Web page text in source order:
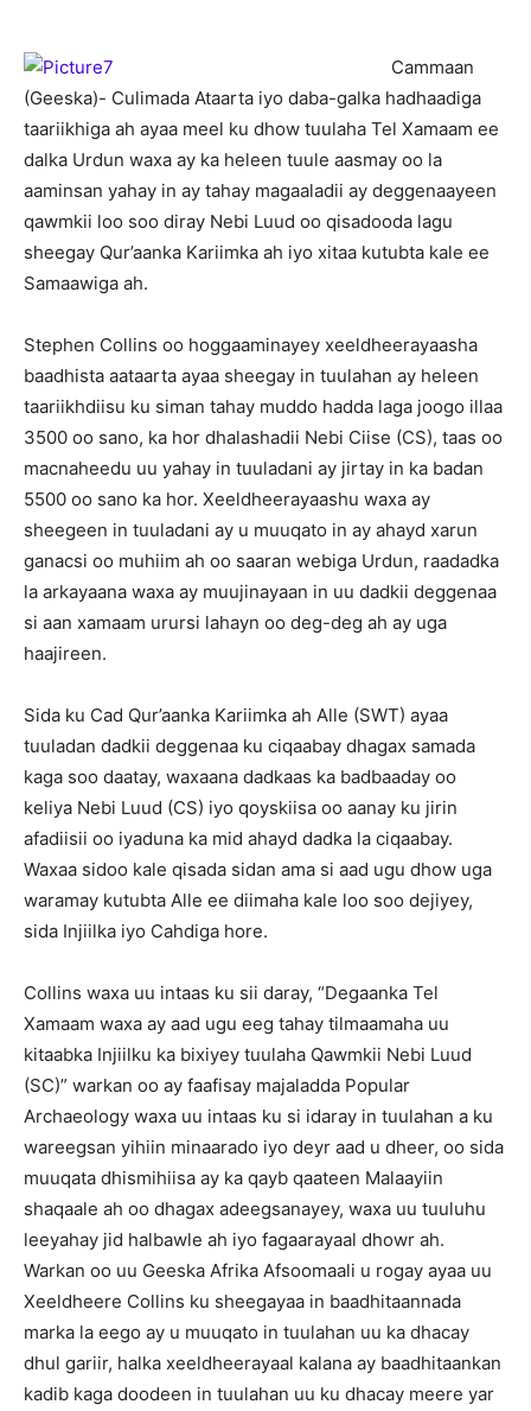
Cammaan
(Geeska)- Culimada Ataarta iyo daba-galka hadhaadiga
taariikhiga ah ayaa meel ku dhow tuulaha Tel Xamaam ee
dalka Urdun waxa ay ka heleen tuule aasmay oo la
aaminsan yahay in ay tahay magaaladii ay deggenaayeen
qawmkii loo soo diray Nebi Luud oo qisadooda lagu
sheegay Qur’aanka Kariimka ah iyo xitaa kutubta kale ee
Samaawiga ah.
Stephen Collins oo hoggaaminayey xeeldheerayaasha
baadhista aataarta ayaa sheegay in tuulahan ay heleen
taariikhdiisu ku siman tahay muddo hadda laga joogo illaa
3500 oo sano, ka hor dhalashadii Nebi Ciise (CS), taas oo
macnaheedu uu yahay in tuuladani ay jirtay in ka badan
5500 oo sano ka hor. Xeeldheerayaashu waxa ay
sheegeen in tuuladani ay u muuqato in ay ahayd xarun
ganacsi oo muhiim ah oo saaran webiga Urdun, raadadka
la arkayaana waxa ay muujinayaan in uu dadkii deggenaa
si aan xamaam urursi lahayn oo deg-deg ah ay uga
haajireen.
Sida ku Cad Qur’aanka Kariimka ah Alle (SWT) ayaa
tuuladan dadkii deggenaa ku ciqaabay dhagax samada
kaga soo daatay, waxaana dadkaas ka badbaaday oo
keliya Nebi Luud (CS) iyo qoyskiisa oo aanay ku jirin
afadiisii oo iyaduna ka mid ahayd dadka la ciqaabay.
Waxaa sidoo kale qisada sidan ama si aad ugu dhow uga
waramay kutubta Alle ee diimaha kale loo soo dejiyey,
sida Injiilka iyo Cahdiga hore.
Collins waxa uu intaas ku sii daray, “Degaanka Tel
Xamaam waxa ay aad ugu eeg tahay tilmaamaha uu
kitaabka Injiilku ka bixiyey tuulaha Qawmkii Nebi Luud
(SC)” warkan oo ay faafisay majaladda Popular
Archaeology waxa uu intaas ku si idaray in tuulahan a ku
wareegsan yihiin minaarado iyo deyr aad u dheer, oo sida
muuqata dhismihiisa ay ka qayb qaateen Malaayiin
shaqaale ah oo dhagax adeegsanayey, waxa uu tuuluhu
leeyahay jid halbawle ah iyo fagaarayaal dhowr ah.
Warkan oo uu Geeska Afrika Afsoomaali u rogay ayaa uu
Xeeldheere Collins ku sheegayaa in baadhitaannada
marka la eego ay u muuqato in tuulahan uu ka dhacay
dhul gariir, halka xeeldheerayaal kalana ay baadhitaankan
kadib kaga doodeen in tuulahan uu ku dhacay meere yar